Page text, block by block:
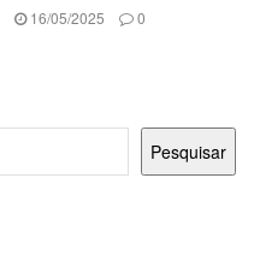
16/05/2025 0
Pesquisar